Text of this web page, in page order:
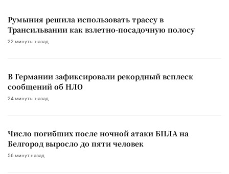
Румыния решила использовать трассу в
Трансильвании как взлетно-посадочную полосу
22 минуты назад
В Германии зафиксировали рекордный всплеск
сообщений об НЛО
24 минуты назад
Число погибших после ночной атаки БПЛА на
Белгород выросло до пяти человек
56 минут назад